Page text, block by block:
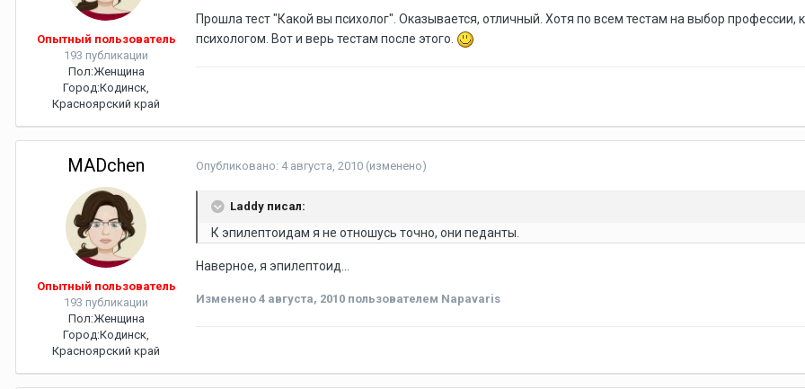
Опытный пользователь
193 публикации
Пол:Женщина
Город:Кодинск,
Красноярский край
Прошла тест "Какой вы психолог". Оказывается, отличный. Хотя по всем тестам на выбор
психологом. Вот и верь тестам после этого.
MADchen
Опытный пользователь
193 публикации
Пол:Женщина
Город:Кодинск,
Красноярский край
Опубликовано: 4 августа, 2010 (изменено)
Laddy писал:
К эпилептоидам я не отношусь точно, они педанты.
Наверное, я эпилептоид...
Изменено 4 августа, 2010 пользователем Napavaris